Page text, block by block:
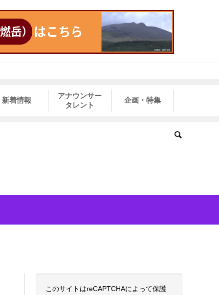
新着情報
アナウンサー
タレント
企画・特集
このサイトはreCAPTCHAによって保護